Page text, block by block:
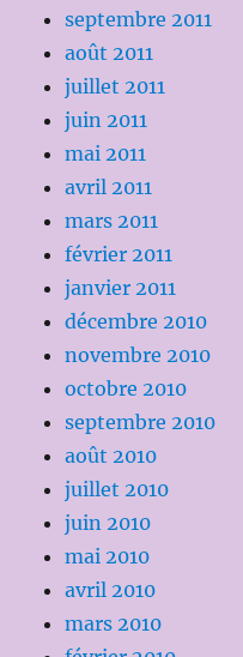
septembre 2011
août 2011
juillet 2011
juin 2011
mai 2011
avril 2011
mars 2011
février 2011
janvier 2011
décembre 2010
novembre 2010
octobre 2010
septembre 2010
août 2010
juillet 2010
juin 2010
mai 2010
avril 2010
mars 2010